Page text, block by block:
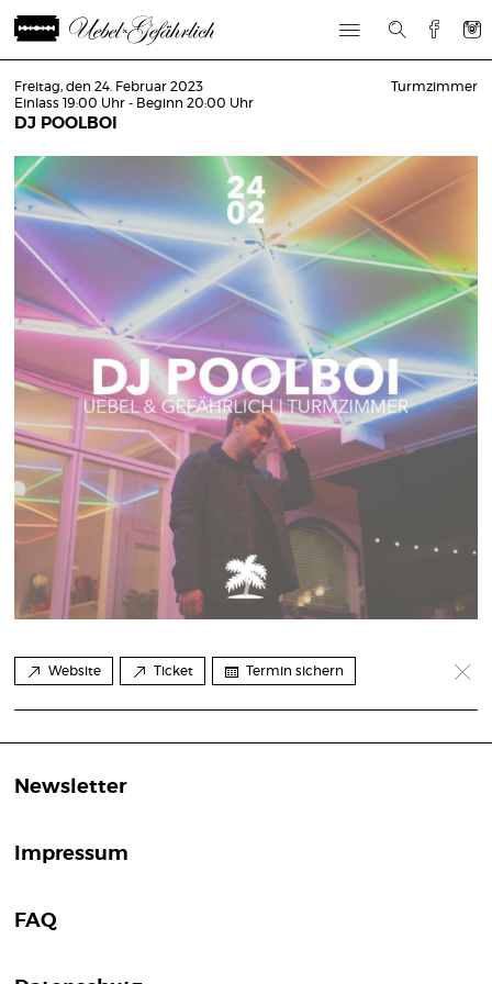
Freitag, den 24. Februar 2023
Einlass 19:00 Uhr - Beginn 20:00 Uhr
DJ POOLBOI
Turmzimmer
Website Ticket Termin sichern
Newsletter
Impressum
FAQ